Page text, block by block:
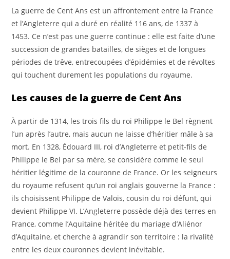
La guerre de Cent Ans est un affrontement entre la France
et l’Angleterre qui a duré en réalité 116 ans, de 1337 à
1453. Ce n’est pas une guerre continue : elle est faite d’une
succession de grandes batailles, de sièges et de longues
périodes de trêve, entrecoupées d’épidémies et de révoltes
qui touchent durement les populations du royaume.
Les causes de la guerre de Cent Ans
À partir de 1314, les trois fils du roi Philippe le Bel règnent
l’un après l’autre, mais aucun ne laisse d’héritier mâle à sa
mort. En 1328, Édouard III, roi d’Angleterre et petit-fils de
Philippe le Bel par sa mère, se considère comme le seul
héritier légitime de la couronne de France. Or les seigneurs
du royaume refusent qu’un roi anglais gouverne la France :
ils choisissent Philippe de Valois, cousin du roi défunt, qui
devient Philippe VI. L’Angleterre possède déjà des terres en
France, comme l’Aquitaine héritée du mariage d’Aliénor
d’Aquitaine, et cherche à agrandir son territoire : la rivalité
entre les deux couronnes devient inévitable.